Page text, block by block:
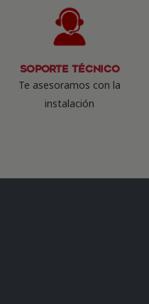
Soporte Técnico
Te asesoramos con la
instalación